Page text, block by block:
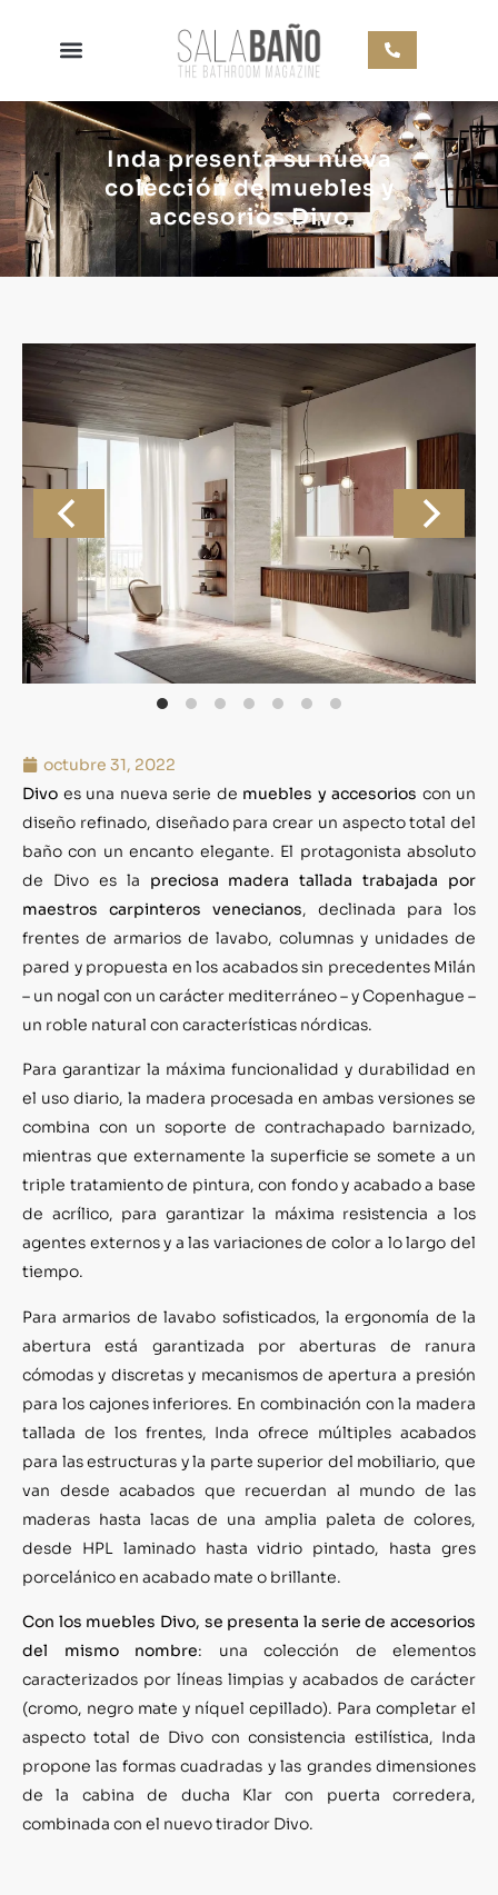
Inda presenta su nueva
colección de muebles y
accesorios Divo
octubre 31, 2022
Divo es una nueva serie de muebles y accesorios con un
diseño refinado, diseñado para crear un aspecto total del
baño con un encanto elegante. El protagonista absoluto
de Divo es la preciosa madera tallada trabajada por
maestros carpinteros venecianos, declinada para los
frentes de armarios de lavabo, columnas y unidades de
pared y propuesta en los acabados sin precedentes Milán
– un nogal con un carácter mediterráneo – y Copenhague –
un roble natural con características nórdicas.
Para garantizar la máxima funcionalidad y durabilidad en
el uso diario, la madera procesada en ambas versiones se
combina con un soporte de contrachapado barnizado,
mientras que externamente la superficie se somete a un
triple tratamiento de pintura, con fondo y acabado a base
de acrílico, para garantizar la máxima resistencia a los
agentes externos y a las variaciones de color a lo largo del
tiempo.
Para armarios de lavabo sofisticados, la ergonomía de la
abertura está garantizada por aberturas de ranura
cómodas y discretas y mecanismos de apertura a presión
para los cajones inferiores. En combinación con la madera
tallada de los frentes, Inda ofrece múltiples acabados
para las estructuras y la parte superior del mobiliario, que
van desde acabados que recuerdan al mundo de las
maderas hasta lacas de una amplia paleta de colores,
desde HPL laminado hasta vidrio pintado, hasta gres
porcelánico en acabado mate o brillante.
Con los muebles Divo, se presenta la serie de accesorios
del mismo nombre: una colección de elementos
caracterizados por líneas limpias y acabados de carácter
(cromo, negro mate y níquel cepillado). Para completar el
aspecto total de Divo con consistencia estilística, Inda
propone las formas cuadradas y las grandes dimensiones
de la cabina de ducha Klar con puerta corredera,
combinada con el nuevo tirador Divo.